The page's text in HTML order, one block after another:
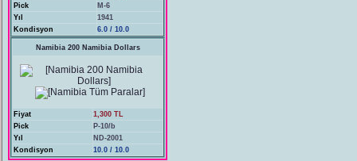
Pick
M-6
Yıl
1941
Kondisyon
6.0 / 10.0
Namibia 200 Namibia Dollars
Fiyat
1,300 TL
Pick
P-10/b
Yıl
ND-2001
Kondisyon
10.0 / 10.0